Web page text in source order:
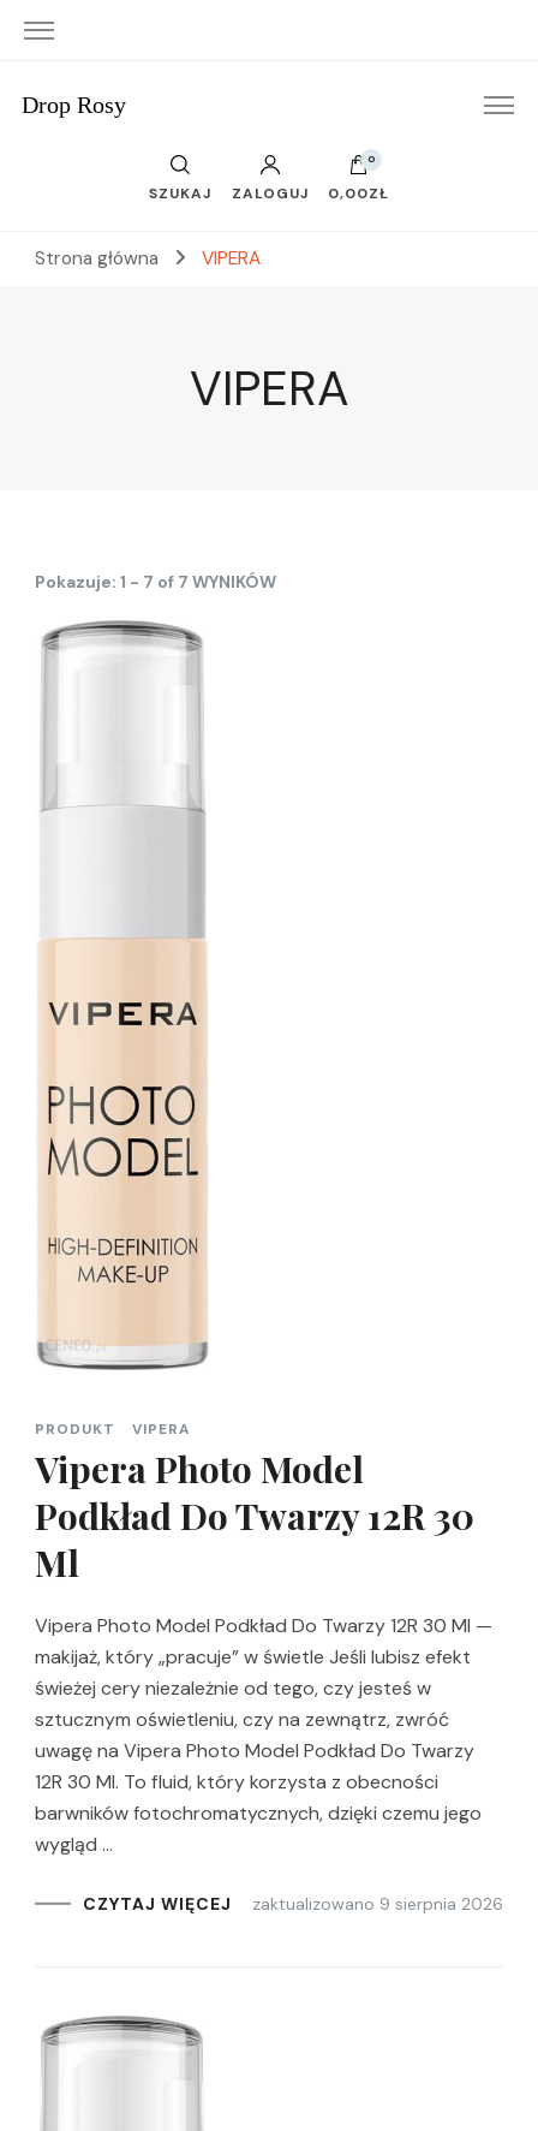
Drop Rosy
SZUKAJ ZALOGUJ
0
0,00ZŁ
Strona główna VIPERA
VIPERA
Pokazuje: 1 - 7 of 7 WYNIKÓW
PRODUKT VIPERA
Vipera Photo Model
Podkład Do Twarzy 12R 30
Ml
Vipera Photo Model Podkład Do Twarzy 12R 30 Ml —
makijaż, który „pracuje” w świetle Jeśli lubisz efekt
świeżej cery niezależnie od tego, czy jesteś w
sztucznym oświetleniu, czy na zewnątrz, zwróć
uwagę na Vipera Photo Model Podkład Do Twarzy
12R 30 Ml. To fluid, który korzysta z obecności
barwników fotochromatycznych, dzięki czemu jego
wygląd …
CZYTAJ WIĘCEJ zaktualizowano 9 sierpnia 2026